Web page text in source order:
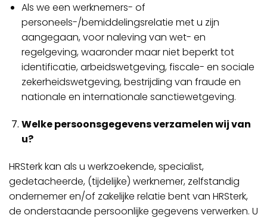
Als we een werknemers- of
personeels-/bemiddelingsrelatie met u zijn
aangegaan, voor naleving van wet- en
regelgeving, waaronder maar niet beperkt tot
identificatie, arbeidswetgeving, fiscale- en sociale
zekerheidswetgeving, bestrijding van fraude en
nationale en internationale sanctiewetgeving.
Welke persoonsgegevens verzamelen wij van
u?
HRSterk kan als u werkzoekende, specialist,
gedetacheerde, (tijdelijke) werknemer, zelfstandig
ondernemer en/of zakelijke relatie bent van HRSterk,
de onderstaande persoonlijke gegevens verwerken. U